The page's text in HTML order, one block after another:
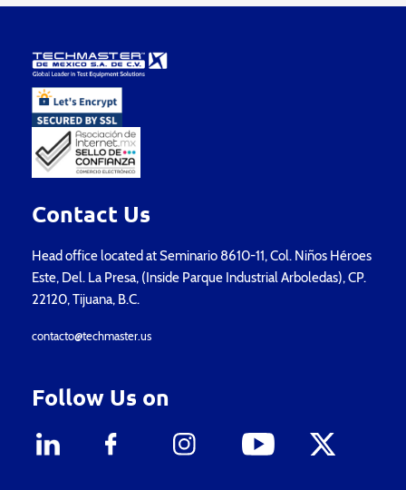
Contact Us
Head office located at Seminario 8610-11, Col. Niños Héroes
Este, Del. La Presa, (Inside Parque Industrial Arboledas), CP.
22120, Tijuana, B.C.
contacto@techmaster.us
Follow Us on